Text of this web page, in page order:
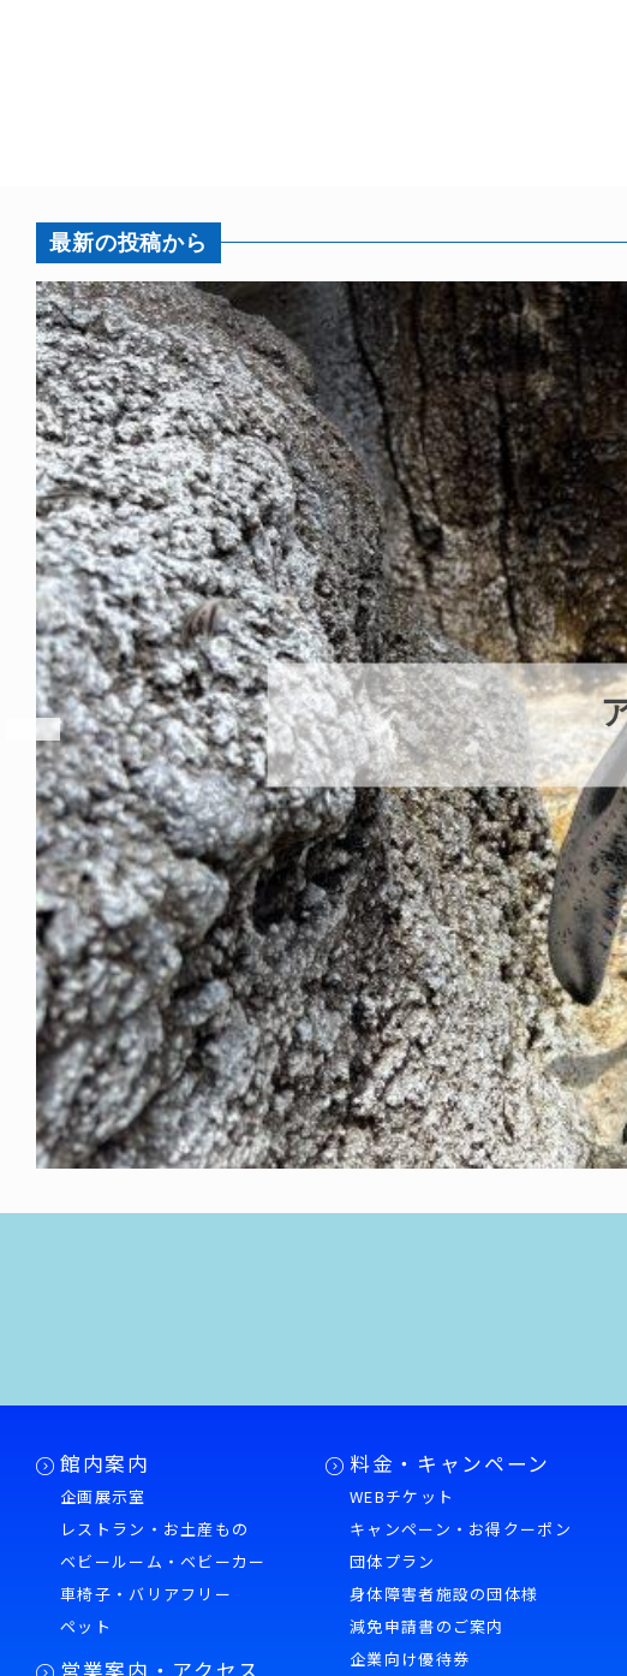
最新の投稿から
館内案内
企画展示室
レストラン・お土産もの
ベビールーム・ベビーカー
車椅子・バリアフリー
ペット
営業案内・アクセス
料金・キャンペーン
WEBチケット
キャンペーン・お得クーポン
団体プラン
身体障害者施設の団体様
減免申請書のご案内
企業向け優待券